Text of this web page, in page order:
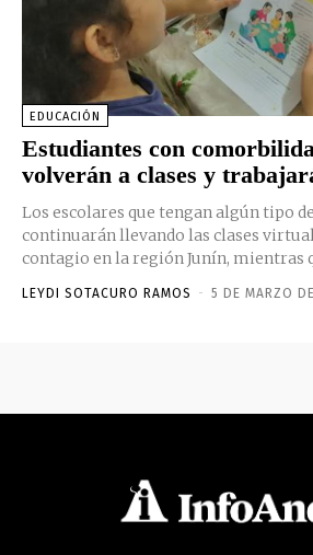
EDUCACIÓN
Estudiantes con
volverán a clases y
Los escolares que tengan algún tipo
continuarán llevando las clases
contagio en la región Junín, mientras
LEYDI SOTACURO RAMOS - 5 DE MARZO